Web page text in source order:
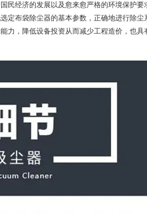
民经济的发展以及愈来愈严格的环境保护要
定布袋除尘器的基本参数，正确地进行除尘
力，降低设备投资从而减少工程造价，也具